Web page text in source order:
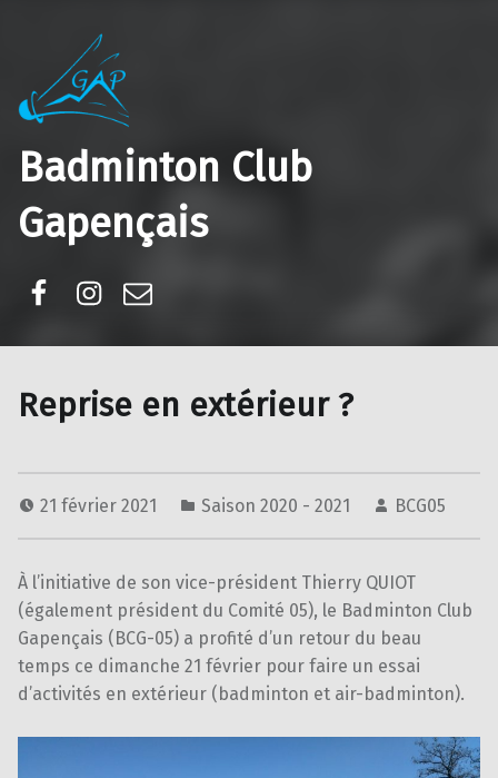
Badminton Club
Gapençais
Reprise en extérieur ?
21 février 2021 Saison 2020 - 2021 BCG05
À l’initiative de son vice-président Thierry QUIOT
(également président du Comité 05), le Badminton Club
Gapençais (BCG-05) a profité d’un retour du beau
temps ce dimanche 21 février pour faire un essai
d’activités en extérieur (badminton et air-badminton).